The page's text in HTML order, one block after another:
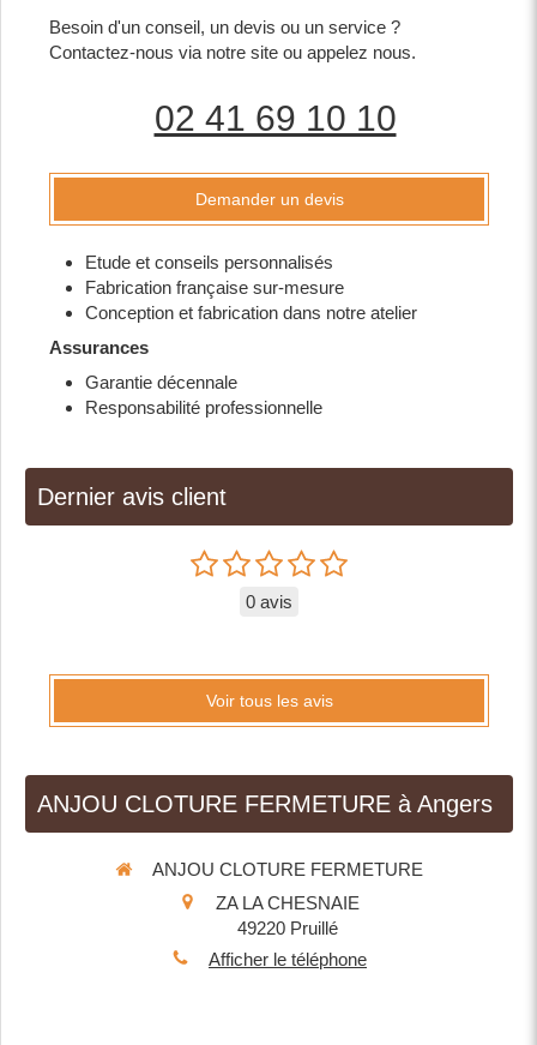
Besoin d'un conseil, un devis ou un service ?
Contactez-nous via notre site ou appelez nous.
02 41 69 10 10
Demander un devis
Etude et conseils personnalisés
Fabrication française sur-mesure
Conception et fabrication dans notre atelier
Assurances
Garantie décennale
Responsabilité professionnelle
Dernier avis client
0 avis
Voir tous les avis
ANJOU CLOTURE FERMETURE à Angers
ANJOU CLOTURE FERMETURE
ZA LA CHESNAIE
49220 Pruillé
Afficher le téléphone